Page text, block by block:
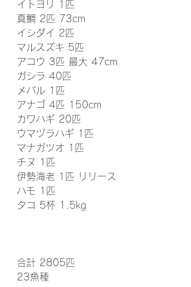
イトヨリ 1匹
真鯛 2匹 73cm
イシダイ 2匹
マルスズキ 5匹
アコウ 3匹 最大 47cm
ガシラ 40匹
メバル 1匹
アナゴ 4匹 150cm
カワハギ 20匹
ウマヅラハギ 1匹
マナガツオ 1匹
チヌ 1匹
伊勢海老 1匹 リリース
ハモ 1匹
タコ 5杯 1.5kg
合計 2805匹
23魚種